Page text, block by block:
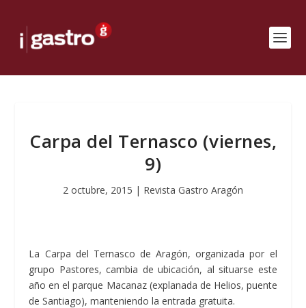
Carpa del Ternasco (viernes,
9)
2 octubre, 2015 | Revista Gastro Aragón
La Carpa del Ternasco de Aragón, organizada por el
grupo Pastores, cambia de ubicación, al situarse este
año en el parque Macanaz (explanada de Helios, puente
de Santiago), manteniendo la entrada gratuita.